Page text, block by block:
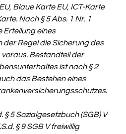
Blaue Karte EU, ICT-Karte
Nach § 5 Abs. 1 Nr. 1
Erteilung eines
der Regel die Sicherung des
Bestandteil der
ist nach § 2
das Bestehen eines
§ 5 Sozialgesetzbuch (SGB) V
§ 9 SGB V freiwillig